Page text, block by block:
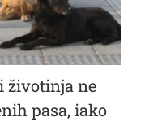
životinja ne
pasa, iako